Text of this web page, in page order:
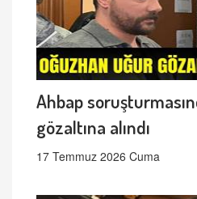
Ahbap
gözaltına alındı
17 Temmuz 2026 Cuma